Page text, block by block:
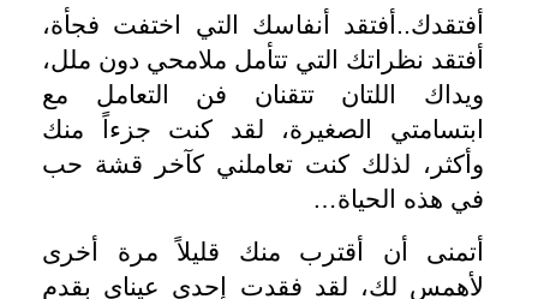
أفتقدك..أفتقد أنفاسك التي اختفت فجأة،
أفتقد نظراتك التي تتأمل ملامحي دون ملل،
ويداك اللتان تتقنان فن التعامل مع
ابتسامتي الصغيرة، لقد كنت جزءاً منك
وأكثر، لذلك كنت تعاملني كآخر قشة حب
في هذه الحياة…
أتمنى أن أقترب منك قليلاً مرة أخرى
لأهمس لك، لقد فقدت إحدى عيناي بقدم